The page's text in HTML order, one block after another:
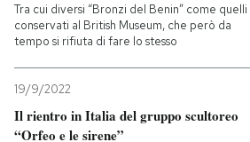
Tra cui diversi “Bronzi del Benin” come quelli
conservati al British Museum, che però da
tempo si rifiuta di fare lo stesso
19/9/2022
Il rientro in Italia del gruppo scultoreo
“Orfeo e le sirene”